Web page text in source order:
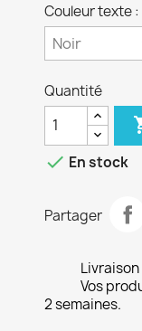
Couleur texte
Quantité
 En stock
Partager
Livraison
Vos
2 semaines.